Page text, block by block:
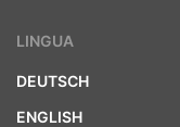
LINGUA
DEUTSCH
ENGLISH